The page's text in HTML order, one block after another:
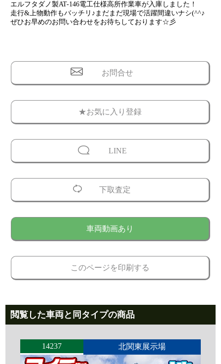
エルフタダノ製AT-146電工仕様高所作業車が入庫しました！
走行&上物動作もバッチリ♪まだまだ現場で活躍間違いナシ(^^♪
ぜひお早めのお問い合わせをお待ちしております☆彡
お問合せ
★お気に入り登録
LINE
下取査定
車両動画あり
このページを印刷する
閲覧した車両と同タイプの商品
14237 北関東展示場